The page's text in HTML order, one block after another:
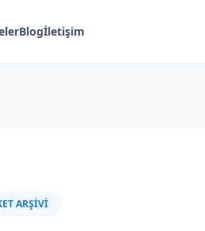
Blogİletişim
ARŞIVI